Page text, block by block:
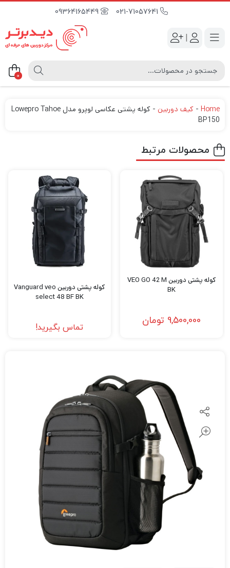
09364165449
|
0
Home
- کیف دوربین -
کوله پشتی عکاسی لوپرو مدل Lowepro Tahoe
BP150
محصولات مرتبط
کوله پشتی دوربین VEO GO 42 M
BK
9,500,000 تومان
کوله پشتی دوربین Vanguard veo
select 48 BF BK
تماس بگیرید!